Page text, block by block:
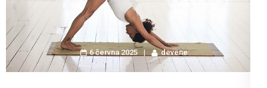
6 června 2025 devene